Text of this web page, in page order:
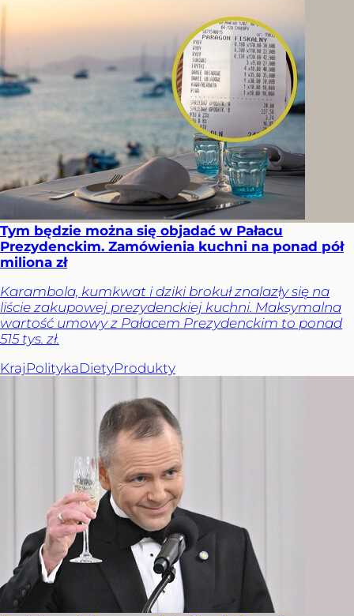
Tym będzie można się objadać w Pałacu
Prezydenckim. Zamówienia kuchni na ponad pół
miliona zł
Karambola, kumkwat i dziki brokuł znalazły się na
liście zakupowej prezydenckiej kuchni. Maksymalna
wartość umowy z Pałacem Prezydenckim to ponad
515 tys. zł.
Kraj PolitykaDietyProdukty